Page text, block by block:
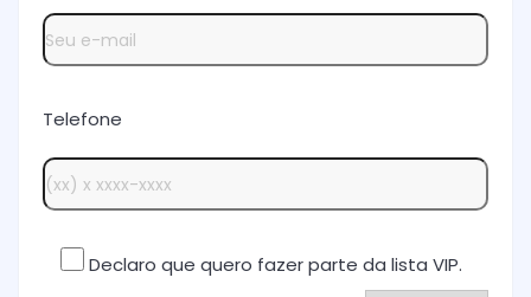
Telefone
Declaro que quero fazer parte da lista VIP.